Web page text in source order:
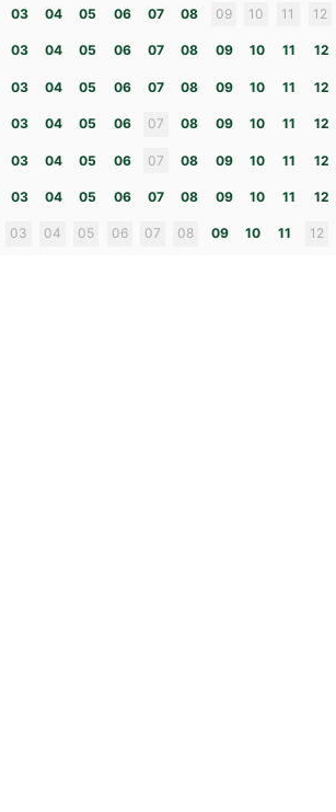
03 04 05 06 07 08 09 10 11 12
03 04 05 06 07 08 09 10 11 12
03 04 05 06 07 08 09 10 11 12
03 04 05 06 07 08 09 10 11 12
03 04 05 06 07 08 09 10 11 12
03 04 05 06 07 08 09 10 11 12
03 04 05 06 07 08 09 10 11 12